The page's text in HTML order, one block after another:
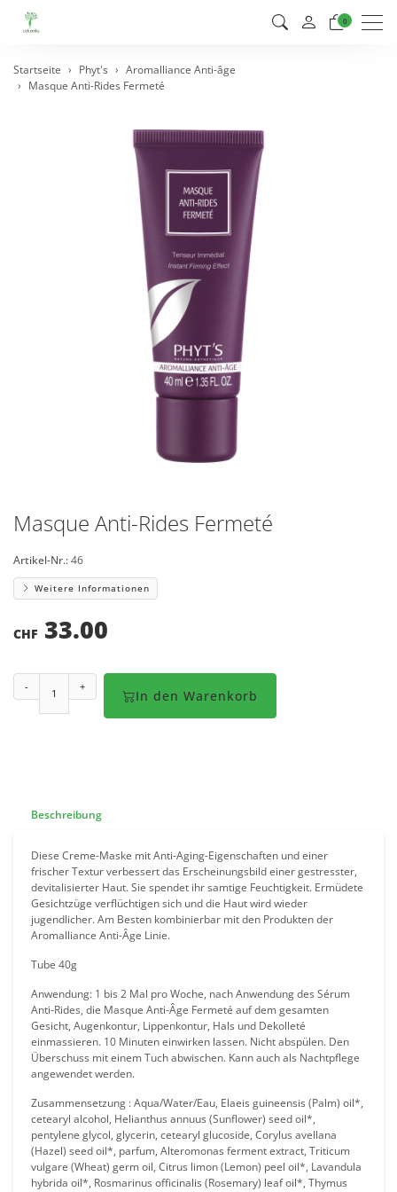
0
Startseite Phyt's
Aromalliance Anti-âge
Masque Anti-Rides Fermeté
Masque Anti-Rides Fermeté
Artikel-Nr.:46
Weitere Informationen
CHF 33.00
- +
In den Warenkorb
Beschreibung
Diese Creme-Maske mit Anti-Aging-Eigenschaften und einer
frischer Textur verbessert das Erscheinungsbild einer gestresster,
devitalisierter Haut. Sie spendet ihr samtige Feuchtigkeit. Ermüdete
Gesichtzüge verflüchtigen sich und die Haut wird wieder
jugendlicher. Am Besten kombinierbar mit den Produkten der
Aromalliance Anti-Âge Linie.
Tube 40g
Anwendung: 1 bis 2 Mal pro Woche, nach Anwendung des Sérum
Anti-Rides, die Masque Anti-Âge Fermeté auf dem gesamten
Gesicht, Augenkontur, Lippenkontur, Hals und Dekolleté
einmassieren. 10 Minuten einwirken lassen. Nicht abspülen. Den
Überschuss mit einem Tuch abwischen. Kann auch als Nachtpflege
angewendet werden.
Zusammensetzung : Aqua/Water/Eau, Elaeis guineensis (Palm) oil*,
cetearyl alcohol, Helianthus annuus (Sunflower) seed oil*,
pentylene glycol, glycerin, cetearyl glucoside, Corylus avellana
(Hazel) seed oil*, parfum, Alteromonas ferment extract, Triticum
vulgare (Wheat) germ oil, Citrus limon (Lemon) peel oil*, Lavandula
hybrida oil*, Rosmarinus officinalis (Rosemary) leaf oil*, Thymus